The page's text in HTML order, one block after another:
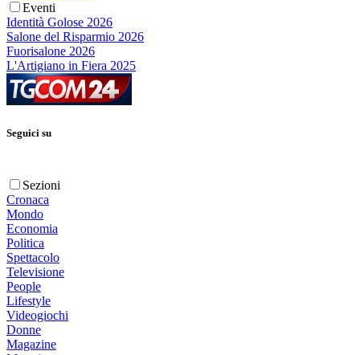
Eventi
Identità Golose 2026
Salone del Risparmio 2026
Fuorisalone 2026
L'Artigiano in Fiera 2025
Seguici su
Sezioni
Cronaca
Mondo
Economia
Politica
Spettacolo
Televisione
People
Lifestyle
Videogiochi
Donne
Magazine